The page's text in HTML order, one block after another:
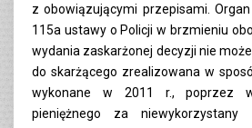
z obowiązującymi przepisami.
115a ustawy o Policji w brzmieniu
wydania zaskarżonej decyzji nie
do skarżącego zrealizowana w
wykonane w 2011 r., poprzez
pieniężnego za